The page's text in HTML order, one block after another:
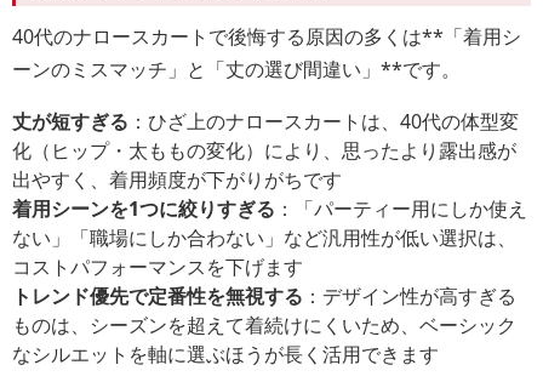
40代のナロースカートで後悔する原因の多くは**「着用シ
ーンのミスマッチ」と「丈の選び間違い」**です。
丈が短すぎる ：ひざ上のナロースカートは、40代の体型変
化（ヒップ・太ももの変化）により、思ったより露出感が
出やすく、着用頻度が下がりがちです
着用シーンを1つに絞りすぎる ：「パーティー用にしか使え
ない」「職場にしか合わない」など汎用性が低い選択は、
コストパフォーマンスを下げます
トレンド優先で定番性を無視する ：デザイン性が高すぎる
ものは、シーズンを超えて着続けにくいため、ベーシック
なシルエットを軸に選ぶほうが長く活用できます